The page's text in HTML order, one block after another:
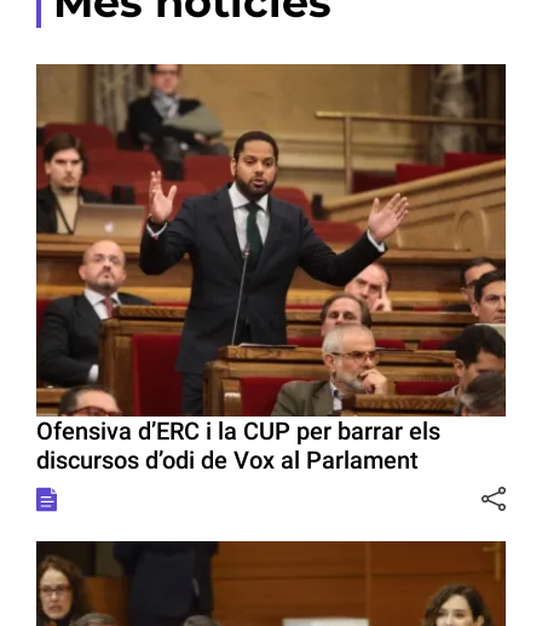
Ofensiva d’ERC i la CUP per barrar els
discursos d’odi de Vox al Parlament